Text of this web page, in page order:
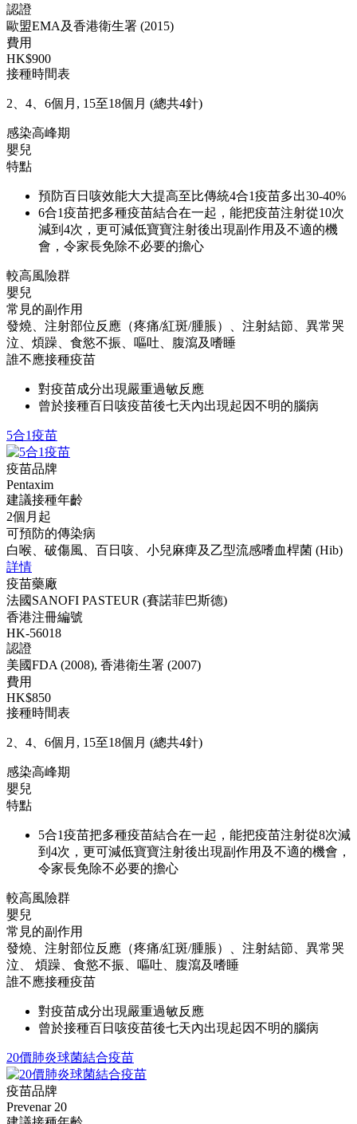
認證
歐盟EMA及香港衛生署 (2015)
費用
HK$900
接種時間表
2、4、6個月, 15至18個月 (總共4針)
感染高峰期
嬰兒
特點
預防百日咳效能大大提高至比傳統4合1疫苗多出30-40%
6合1疫苗把多種疫苗結合在一起，能把疫苗注射從10次
減到4次，更可減低寶寶注射後出現副作用及不適的機
會，令家長免除不必要的擔心
較高風險群
嬰兒
常見的副作用
發燒、注射部位反應（疼痛/紅斑/腫脹）、注射結節、異常哭
泣、煩躁、食慾不振、嘔吐、腹瀉及嗜睡
誰不應接種疫苗
對疫苗成分出現嚴重過敏反應
曾於接種百日咳疫苗後七天內出現起因不明的腦病
5合1疫苗
疫苗品牌
Pentaxim
建議接種年齡
2個月起
可預防的傳染病
白喉、破傷風、百日咳、小兒麻痺及乙型流感嗜血桿菌 (Hib)
詳情
疫苗藥廠
法國SANOFI PASTEUR (賽諾菲巴斯德)
香港注冊編號
HK-56018
認證
美國FDA (2008), 香港衛生署 (2007)
費用
HK$850
接種時間表
2、4、6個月, 15至18個月 (總共4針)
感染高峰期
嬰兒
特點
5合1疫苗把多種疫苗結合在一起，能把疫苗注射從8次減
到4次，更可減低寶寶注射後出現副作用及不適的機會，
令家長免除不必要的擔心
較高風險群
嬰兒
常見的副作用
發燒、注射部位反應（疼痛/紅斑/腫脹）、注射結節、異常哭
泣、 煩躁、食慾不振、嘔吐、腹瀉及嗜睡
誰不應接種疫苗
對疫苗成分出現嚴重過敏反應
曾於接種百日咳疫苗後七天內出現起因不明的腦病
20價肺炎球菌結合疫苗
疫苗品牌
Prevenar 20